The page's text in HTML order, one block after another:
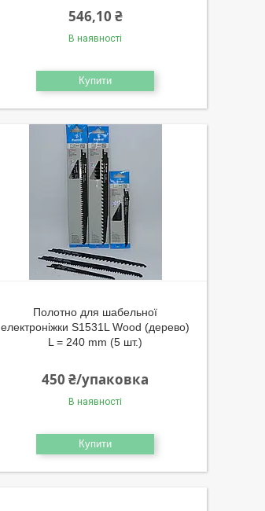
546,10 ₴
В наявності
Купити
Полотно для шабельної
електроніжки S1531L Wood (дерево)
L = 240 mm (5 шт.)
450 ₴/упаковка
В наявності
Купити